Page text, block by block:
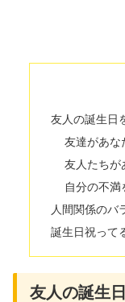
友人の誕生日
友達があな
友人たちが
自分の不
人間関係のバ
誕生日祝って
友人の誕生